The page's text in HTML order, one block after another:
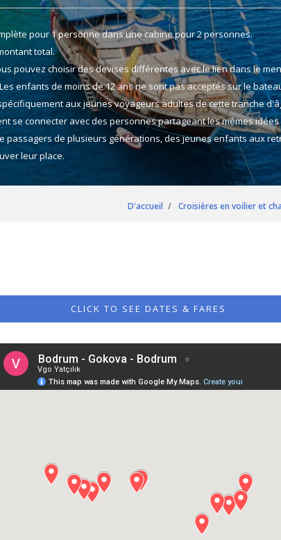
pour 1 personne dans une cabine pour 2 personnes.
total.
pouvez choisir des devises différentes avec le lien dans le
enfants de moins de 12 ans ne sont pas acceptés sur le
aux jeunes voyageurs adultes de cette tranche
se connecter avec des personnes partageant les mêmes
passagers de plusieurs générations, des jeunes enfants aux
leur place.
D'accueil Croisières en voilier et
CLICK TO SEE DATES & FARES